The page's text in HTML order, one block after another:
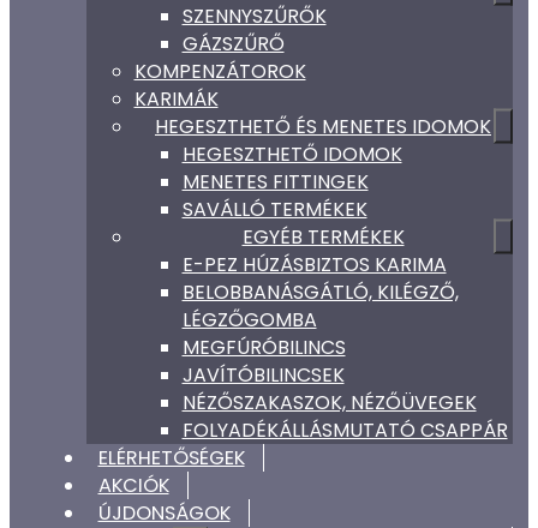
SZENNYSZŰRŐK
GÁZSZŰRŐ
KOMPENZÁTOROK
KARIMÁK
HEGESZTHETŐ ÉS MENETES IDOMOK
HEGESZTHETŐ IDOMOK
MENETES FITTINGEK
SAVÁLLÓ TERMÉKEK
EGYÉB TERMÉKEK
E-PEZ HÚZÁSBIZTOS KARIMA
BELOBBANÁSGÁTLÓ, KILÉGZŐ,
LÉGZŐGOMBA
MEGFÚRÓBILINCS
JAVÍTÓBILINCSEK
NÉZŐSZAKASZOK, NÉZŐÜVEGEK
FOLYADÉKÁLLÁSMUTATÓ CSAPPÁR
ELÉRHETŐSÉGEK
AKCIÓK
ÚJDONSÁGOK